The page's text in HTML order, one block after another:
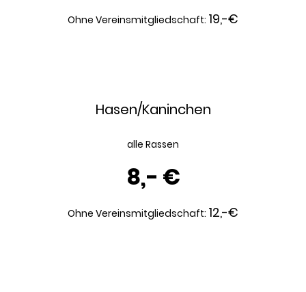
Ohne Vereinsmitgliedschaft: 19,-€
Hasen/Kaninchen
alle Rassen
8,- €
Ohne Vereinsmitgliedschaft: 12,-€